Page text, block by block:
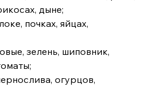
дыне;
почках, яйцах,
зелень, шиповник,
огурцов,